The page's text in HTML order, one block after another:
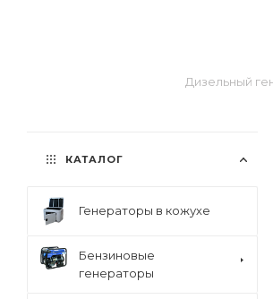
Дизельный
КАТАЛОГ
Генераторы в кожухе
Бензиновые
генераторы